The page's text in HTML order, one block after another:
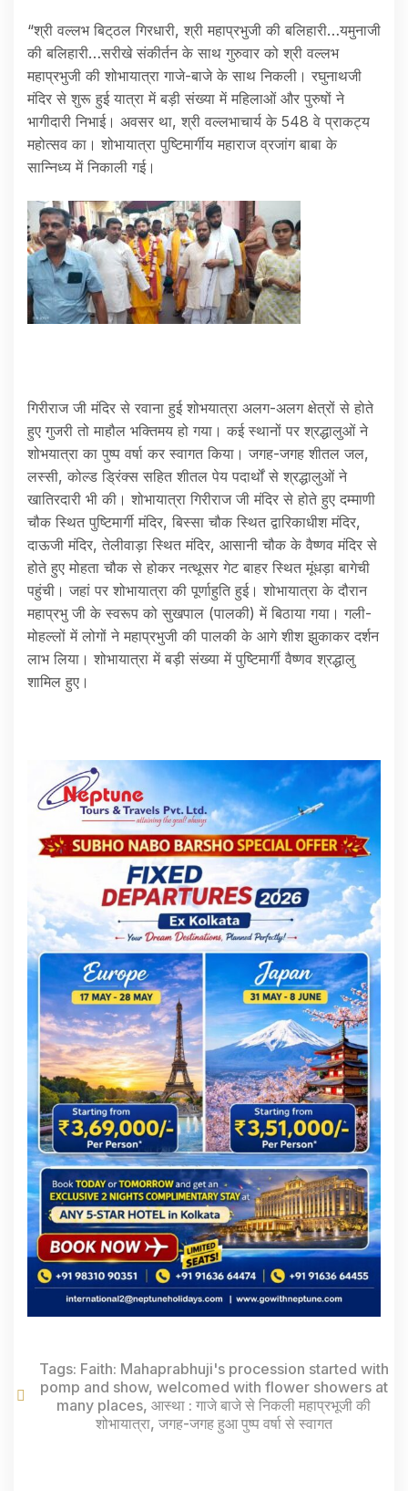
“श्री वल्लभ बिट्‌ठल गिरधारी, श्री महाप्रभुजी की बलिहारी…यमुनाजी
की बलिहारी…सरीखे संकीर्तन के साथ गुरुवार को श्री वल्लभ
महाप्रभुजी की शोभायात्रा गाजे-बाजे के साथ निकली। रघुनाथजी
मंदिर से शुरू हुई यात्रा में बड़ी संख्या में महिलाओं और पुरुषों ने
भागीदारी निभाई। अवसर था, श्री वल्लभाचार्य के 548 वे प्राकट्य
महोत्सव का। शोभायात्रा पुष्टिमार्गीय महाराज व्रजांग बाबा के
सान्निध्य में निकाली गई।
गिरीराज जी मंदिर से रवाना हुई शोभयात्रा अलग-अलग क्षेत्रों से होते
हुए गुजरी तो माहौल भक्तिमय हो गया। कई स्थानों पर श्रद्धालुओं ने
शोभयात्रा का पुष्प वर्षा कर स्वागत किया। जगह-जगह शीतल जल,
लस्सी, कोल्ड ड्रिंक्स सहित शीतल पेय पदार्थों से श्रद्धालुओं ने
खातिरदारी भी की। शोभायात्रा गिरीराज जी मंदिर से होते हुए दम्माणी
चौक स्थित पुष्टिमार्गी मंदिर, बिस्सा चौक स्थित द्वारिकाधीश मंदिर,
दाऊजी मंदिर, तेलीवाड़ा स्थित मंदिर, आसानी चौक के वैष्णव मंदिर से
होते हुए मोहता चौक से होकर नत्थूसर गेट बाहर स्थित मूंधड़ा बागेची
पहुंची। जहां पर शोभायात्रा की पूर्णाहुति हुई। शोभायात्रा के दौरान
महाप्रभु जी के स्वरूप को सुखपाल (पालकी) में बिठाया गया। गली-
मोहल्लों में लोगों ने महाप्रभुजी की पालकी के आगे शीश झुकाकर दर्शन
लाभ लिया। शोभायात्रा में बड़ी संख्या में पुष्टिमार्गी वैष्णव श्रद्धालु
शामिल हुए।
Tags: Faith: Mahaprabhuji's procession started with
pomp and show, welcomed with flower showers at
many places, आस्था : गाजे बाजे से निकली महाप्रभूजी की
शोभायात्रा, जगह-जगह हुआ पुष्प वर्षा से स्वागत